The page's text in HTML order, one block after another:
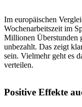
Im europäischen
Wochenarbeitszeit im
Millionen Überstunden
unbezahlt. Das zeigt
sein. Vielmehr geht es
verteilen.
Positive Effekte